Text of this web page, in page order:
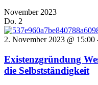
November 2023
Do. 2
2. November 2023 @ 15:00
Existenzgründung
die Selbstständigkeit